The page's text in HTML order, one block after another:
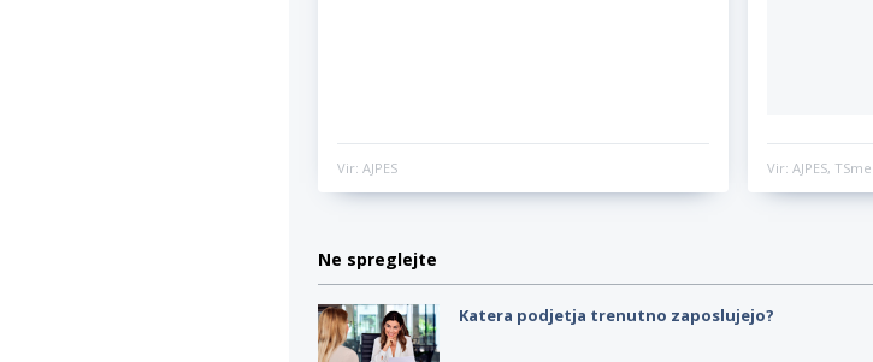
Vir: AJPES Vir: AJPES,
Ne spreglejte
Katera podjetja trenutno zaposlujejo?